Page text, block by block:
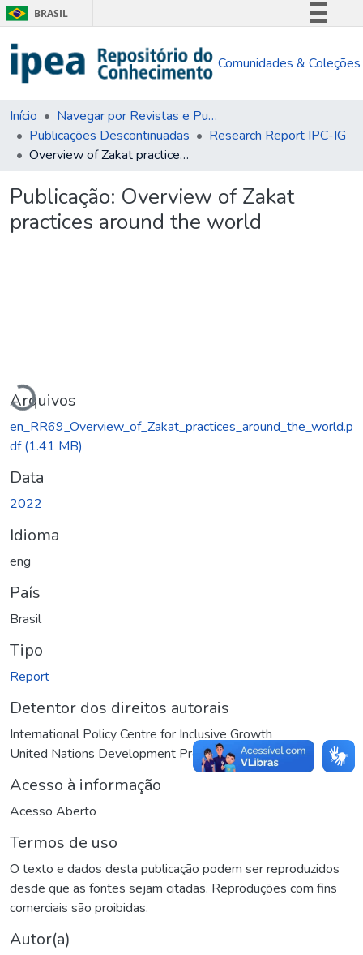
BRASIL
Comunica BR
Legislação
Comunidades & Coleções
Início
Navegar por Revistas e Publicações Seriadas
Publicações Descontinuadas
Research Report IPC-IG
Overview of Zakat practices around the world
Publicação: Overview of Zakat
practices around the world
Carregando...
Arquivos
en_RR69_Overview_of_Zakat_practices_around_the_world.p
df(1.41 MB)
Data
2022
Idioma
eng
País
Brasil
Tipo
Report
Detentor dos direitos autorais
International Policy Centre for Inclusive Growth
United Nations Development Programme
Acesso à informação
Acesso Aberto
Termos de uso
O texto e dados desta publicação podem ser reproduzidos
desde que as fontes sejam citadas. Reproduções com fins
comerciais são proibidas.
Autor(a)